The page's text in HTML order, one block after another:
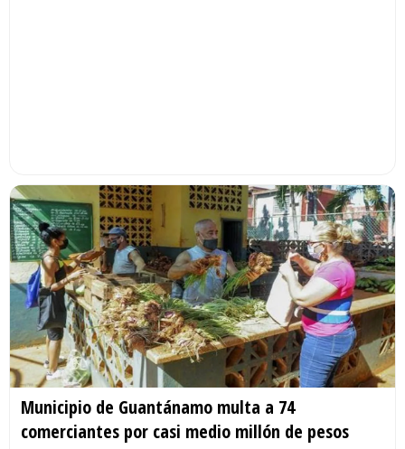
Municipio de Guantánamo multa a 74
comerciantes por casi medio millón de pesos